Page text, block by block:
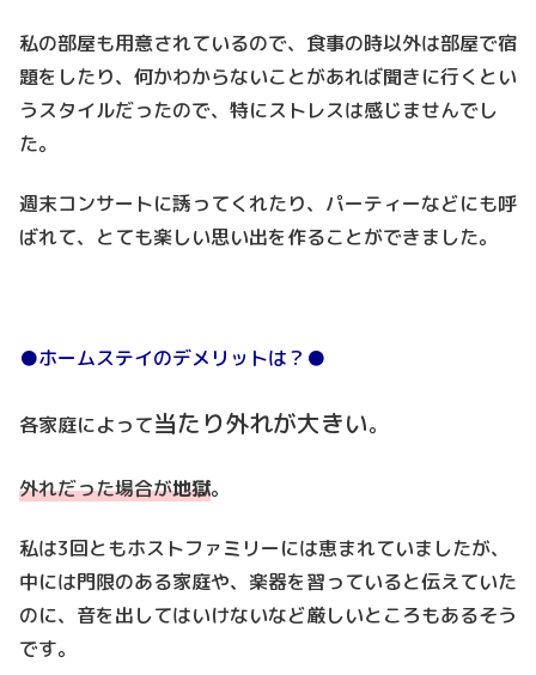
私の部屋も用意されているので、食事の時以外は部屋で宿
題をしたり、何かわからないことがあれば聞きに行くとい
うスタイルだったので、特にストレスは感じませんでし
た。
週末コンサートに誘ってくれたり、パーティーなどにも呼
ばれて、とても楽しい思い出を作ることができました。
●ホームステイのデメリットは？●
各家庭によって当たり外れが大きい。
外れだった場合が地獄。
私は3回ともホストファミリーには恵まれていましたが、
中には門限のある家庭や、楽器を習っていると伝えていた
のに、音を出してはいけないなど厳しいところもあるそう
です。